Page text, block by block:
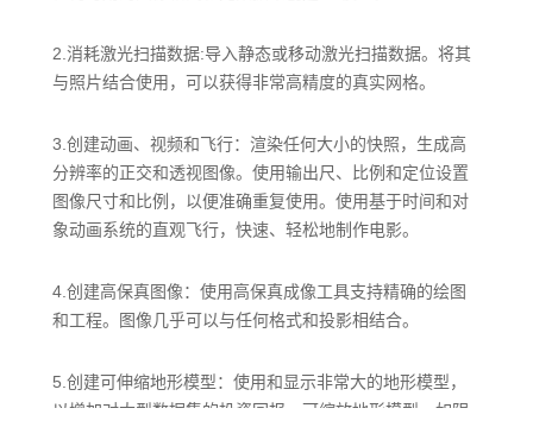
2.消耗激光扫描数据:导入静态或移动激光扫描数据。将其
与照片结合使用，可以获得非常高精度的真实网格。
3.创建动画、视频和飞行：渲染任何大小的快照，生成高
分辨率的正交和透视图像。使用输出尺、比例和定位设置
图像尺寸和比例，以便准确重复使用。使用基于时间和对
象动画系统的直观飞行，快速、轻松地制作电影。
4.创建高保真图像：使用高保真成像工具支持精确的绘图
和工程。图像几乎可以与任何格式和投影相结合。
5.创建可伸缩地形模型：使用和显示非常大的地形模型，
以增加对大型数据集的投资回报。可缩放地形模型，如阴